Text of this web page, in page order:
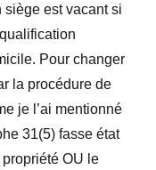
siège est vacant si
Pour changer
la procédure de
je l’ai mentionné
31(5) fasse état
OU le